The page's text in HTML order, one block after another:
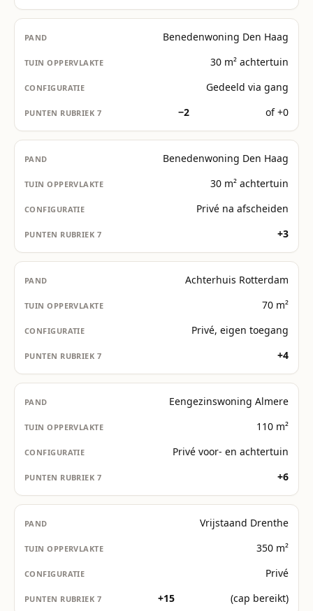
Benedenwoning Den Haag
30 m² achtertuin
Gedeeld via gang
−2
of +0
Benedenwoning Den Haag
30 m² achtertuin
Privé na afscheiden
+3
Achterhuis Rotterdam
70 m²
Privé, eigen toegang
+4
Eengezinswoning Almere
110 m²
Privé voor- en achtertuin
+6
Vrijstaand Drenthe
350 m²
Privé
+15
(cap bereikt)